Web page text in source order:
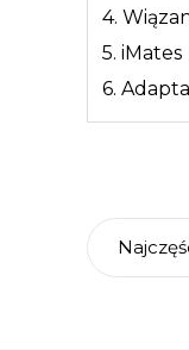
4.
5. iMates
6.